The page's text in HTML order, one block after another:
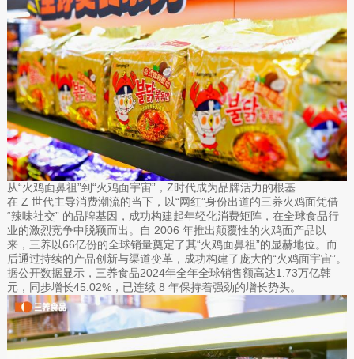
从“火鸡面鼻祖”到“火鸡面宇宙”，Z时代成为品牌活力的根基
在 Z 世代主导消费潮流的当下，以“网红”身份出道的三养火鸡面凭借
“辣味社交” 的品牌基因，成功构建起年轻化消费矩阵，在全球食品行
业的激烈竞争中脱颖而出。自 2006 年推出颠覆性的火鸡面产品以
来，三养以66亿份的全球销量奠定了其“火鸡面鼻祖”的显赫地位。而
后通过持续的产品创新与渠道变革，成功构建了庞大的“火鸡面宇宙”。
据公开数据显示，三养食品2024年全年全球销售额高达1.73万亿韩
元，同步增长45.02%，已连续 8 年保持着强劲的增长势头。